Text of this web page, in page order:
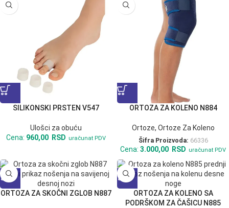
SILIKONSKI PRSTEN V547
Ulošci za obuću
Cena: 960,00 RSD uračunat PDV
ORTOZA ZA KOLENO N884
Ortoze, Ortoze Za Koleno
Šifra Proizvoda: 66336
Cena: 3.000,00 RSD uračunat PDV
ORTOZA ZA SKOČNI ZGLOB N887
ORTOZA ZA KOLENO SA
PODRŠKOM ZA ČAŠICU N885